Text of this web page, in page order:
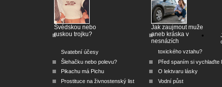
Švédskou nebo
ruskou trojku?
Svatební účesy
Šlehačku nebo polevu?
Pikachu má Pichu
Prostituce na živnostenský list
Jak zaujmout muže
aneb kráska v
nesnázích
toxického vztahu?
Před spaním si vychlaďte
O lektvaru lásky
Vodní půst